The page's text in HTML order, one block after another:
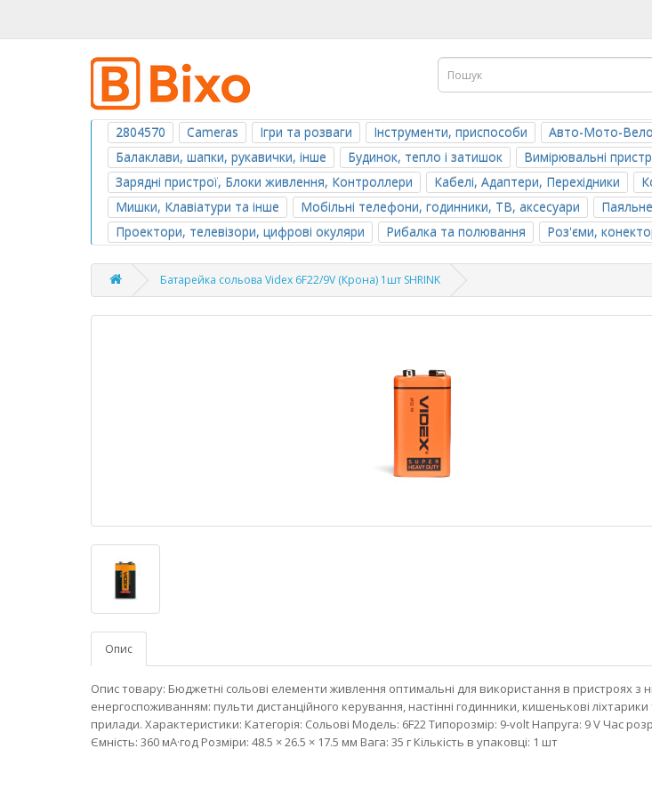
2804570 Cameras Ігри та розваги Інструменти, приспособи Авто-Мото-Вело
Балаклави, шапки, рукавички, інше
Будинок, тепло і затишок Вимірювальні
Зарядні пристрої, Блоки живлення, Контроллери
Кабелі, Адаптери, Перехідники
Мишки, Клавіатури та інше
Мобільні телефони, годинники, ТВ, аксесуари
Проектори, телевізори, цифрові окуляри
Рибалка та полювання Роз'єми,
Батарейка сольова Videx 6F22/9V (Крона) 1шт SHRINK
Опис
Опис товару: Бюджетні сольові елементи живлення оптимальні для використання в пристроях з
енергоспоживанням: пульти дистанційного керування, настінні годинники, кишенькові ліхтарики
прилади. Характеристики: Категорія: Сольові Модель: 6F22 Типорозмір: 9-volt Напруга: 9 V Час
Ємність: 360 мА·год Розміри: 48.5 × 26.5 × 17.5 мм Вага: 35 г Кількість в упаковці: 1 шт